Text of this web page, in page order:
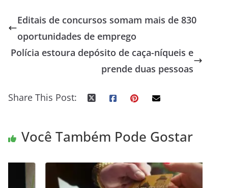
Editais de concursos somam mais de 830
oportunidades de emprego
Polícia estoura depósito de caça-níqueis e
prende duas pessoas
Share This Post:
Você Também Pode Gostar